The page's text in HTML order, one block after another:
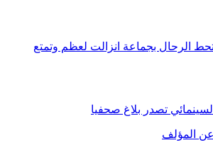
الرحال بجماعة انزالت لعظم وتمتع
تصدر بلاغ صحفيا
عن المؤلف